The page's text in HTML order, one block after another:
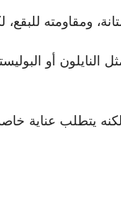
ومقاومته
أو
يتطلب عناية